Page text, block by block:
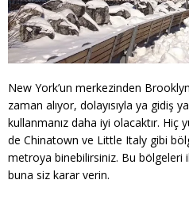
New York’un merkezinden
zaman alıyor, dolayısıyla ya gidiş
kullanmanız daha iyi olacaktır.
de Chinatown ve Little Italy gibi
metroya binebilirsiniz. Bu bölgeleri
buna siz karar verin.